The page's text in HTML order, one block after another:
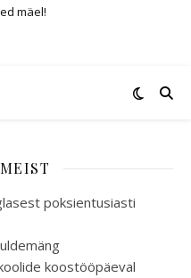
mäel!
poksientusiasti
koostööpäeval